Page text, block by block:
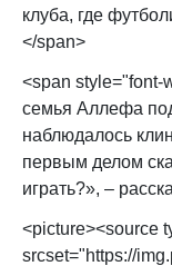
клуба, где
</span>
<span
семья Аллефа
наблюдалось
первым делом
играть?», –
<picture><source
srcset="https://